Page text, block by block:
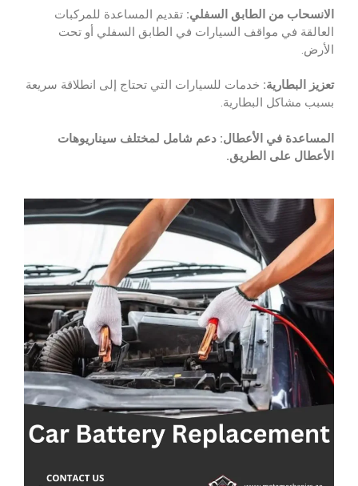
الانسحاب من الطابق السفلي: تقديم المساعدة للمركبات
العالقة في مواقف السيارات في الطابق السفلي أو تحت
الأرض.
تعزيز البطارية: خدمات للسيارات التي تحتاج إلى انطلاقة سريعة
بسبب مشاكل البطارية.
المساعدة في الأعطال: دعم شامل لمختلف سيناريوهات
الأعطال على الطريق.